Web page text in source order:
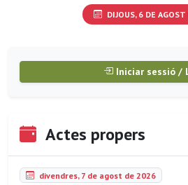
DIJOUS, 6 DE
Iniciar sessió /
Actes propers
divendres, 7 de agost de 2026